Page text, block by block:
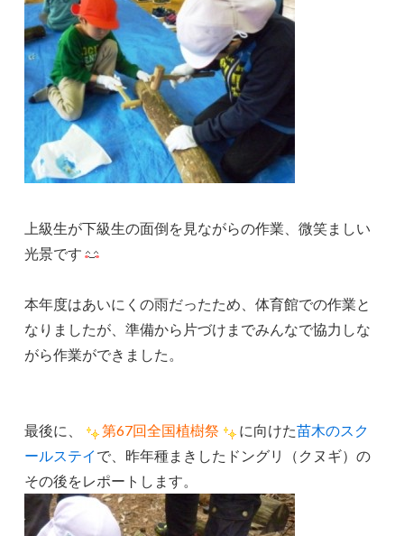
上級生が下級生の面倒を見ながらの作業、微笑ましい
光景です
本年度はあいにくの雨だったため、体育館での作業と
なりましたが、準備から片づけまでみんなで協力しな
がら作業ができました。
最後に、 第67回全国植樹祭 に向けた苗木のスク
ールステイ で、昨年種まきしたドングリ（クヌギ）の
その後をレポートします。